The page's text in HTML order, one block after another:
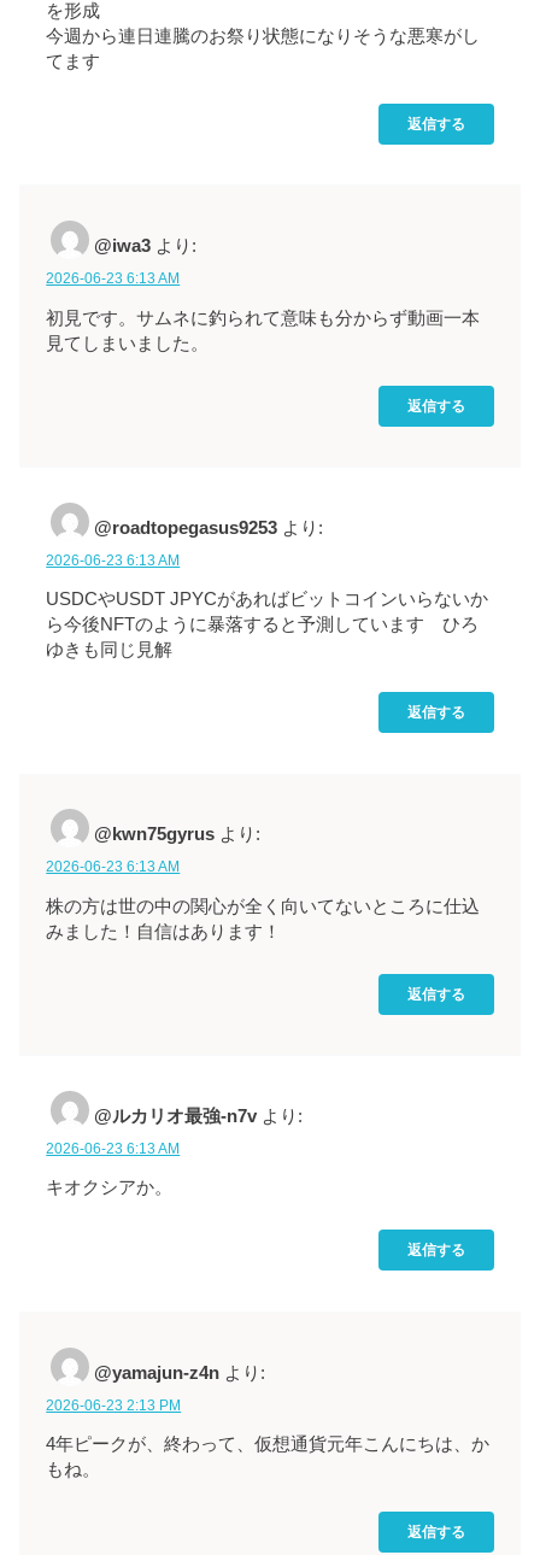
を形成
今週から連日連騰のお祭り状態になりそうな悪寒がし
てます
返信する
@iwa3 より:
2026-06-23 6:13 AM
初見です。サムネに釣られて意味も分からず動画一本
見てしまいました。
返信する
@roadtopegasus9253 より:
2026-06-23 6:13 AM
USDCやUSDT JPYCがあればビットコインいらないか
ら今後NFTのように暴落すると予測しています ひろ
ゆきも同じ見解
返信する
@kwn75gyrus より:
2026-06-23 6:13 AM
株の方は世の中の関心が全く向いてないところに仕込
みました！自信はあります！
返信する
@ルカリオ最強-n7v より:
2026-06-23 6:13 AM
キオクシアか。
返信する
@yamajun-z4n より:
2026-06-23 2:13 PM
4年ピークが、終わって、仮想通貨元年こんにちは、か
もね。
返信する